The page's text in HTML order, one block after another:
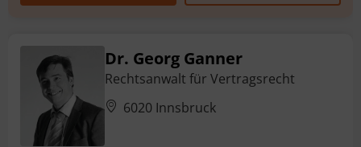
Dr. Georg Ganner
Rechtsanwalt für Vertragsrecht
6020 Innsbruck